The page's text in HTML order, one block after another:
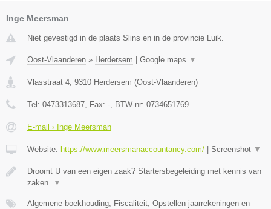
Inge Meersman
Niet gevestigd in de plaats Slins en in de provincie Luik.
Oost-Vlaanderen » Herdersem Google maps ▼
Vlasstraat 4, 9310 Herdersem (Oost-Vlaanderen)
Tel: 0473313687, Fax: -, BTW-nr: 0734651769
E-mail › Inge Meersman
Website: https://www.meersmanaccountancy.com/ Screenshot ▼
Droomt U van een eigen zaak? Startersbegeleiding met kennis van
zaken. ▼
Algemene boekhouding, Fiscaliteit, Opstellen jaarrekeningen en